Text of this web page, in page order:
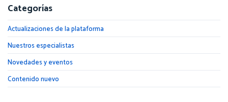
Categorías
Actualizaciones de la plataforma
Nuestros especialistas
Novedades y eventos
Contenido nuevo